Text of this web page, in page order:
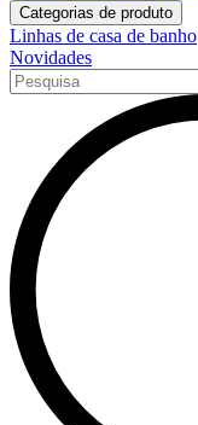
Categorias de produto
Linhas de casa de banho
Novidades